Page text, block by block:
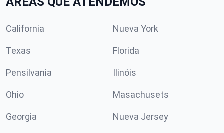
California Nueva York
Texas Florida
Pensilvania Ilinóis
Ohio Masachusets
Georgia Nueva Jersey